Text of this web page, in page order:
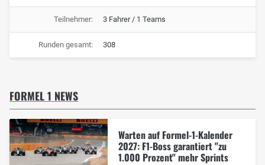
Teilnehmer: 3 Fahrer / 1 Teams
Runden gesamt: 308
FORMEL 1 NEWS
Warten auf Formel-1-Kalender
2027: F1-Boss garantiert "zu
1.000 Prozent" mehr Sprints